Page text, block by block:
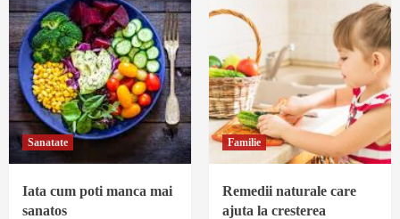
Sanatate
Iata cum poti manca mai
sanatos
Familie
Remedii naturale care
ajuta la cresterea